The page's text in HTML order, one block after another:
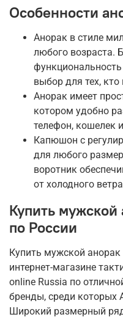
Особенности
Анорак в стиле
любого возраста.
выбор для тех,
Анорак имеет
котором удобно
телефон, кошелек
Капюшон с
для любого
воротник
от холодного
Купить мужской
по России
Купить мужской
интернет-магазине
online Russia по
бренды, среди которых
Широкий размерный